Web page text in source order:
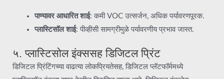
पाण्यावर आधारित शाई: कमी VOC उत्सर्जन, अधिक पर्यावरणपूरक.
प्लास्टिसॉल शाई: पीव्हीसी सामग्रीमुळे पर्यावरणीय प्रभाव जास्त.
५. प्लास्टिसोल इंक्ससह डिजिटल प्रिंट
डिजिटल प्रिंटिंगच्या वाढत्या लोकप्रियतेसह, डिजिटल प्लॅटफॉर्ममध्ये